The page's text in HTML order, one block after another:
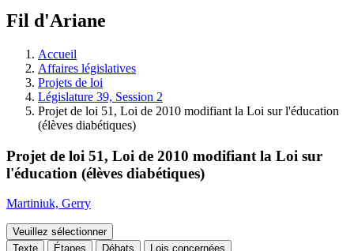
à
législative.
Fil d'Ariane
Accueil
Affaires législatives
Projets de loi
Législature 39, Session 2
Projet de loi 51, Loi de 2010 modifiant la Loi sur l'éducation
(élèves diabétiques)
Projet de loi 51, Loi de 2010 modifiant la Loi sur
l'éducation (élèves diabétiques)
Martiniuk, Gerry
Veuillez sélectionner
Texte
Étapes Débats Lois concernées